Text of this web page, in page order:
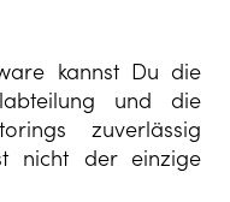
kannst Du die
und die
zuverlässig
nicht der einzige